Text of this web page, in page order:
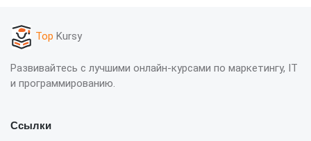
Top Kursy
Развивайтесь с лучшими онлайн-курсами по маркетингу, IT
и программированию.
Ссылки